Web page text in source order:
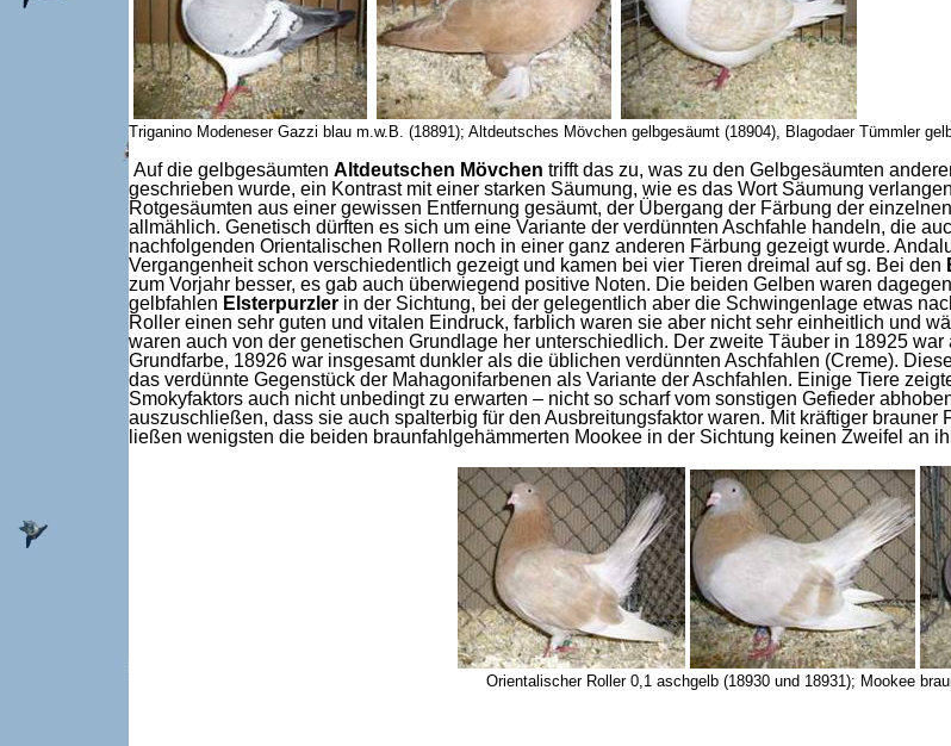
Triganino Modeneser Gazzi blau m.w.B. (18891); Altdeutsches Mövchen gelbgesäumt (18904), Blagodaer Tümmler
Auf die gelbgesäumten Altdeutschen Mövchen trifft das zu, was zu den Gelbgesäumten
geschrieben wurde, ein Kontrast mit einer starken Säumung, wie es das Wort Säumung
Rotgesäumten aus einer gewissen Entfernung gesäumt, der Übergang der Färbung der
allmählich. Genetisch dürften es sich um eine Variante der verdünnten Aschfahle handeln, die
nachfolgenden Orientalischen Rollern noch in einer ganz anderen Färbung gezeigt wurde.
Vergangenheit schon verschiedentlich gezeigt und kamen bei vier Tieren dreimal auf sg. Bei den
zum Vorjahr besser, es gab auch überwiegend positive Noten. Die beiden Gelben waren
gelbfahlen Elsterpurzler in der Sichtung, bei der gelegentlich aber die Schwingenlage etwas
Roller einen sehr guten und vitalen Eindruck, farblich waren sie aber nicht sehr einheitlich und
waren auch von der genetischen Grundlage her unterschiedlich. Der zweite Täuber in 18925
Grundfarbe, 18926 war insgesamt dunkler als die üblichen verdünnten Aschfahlen (Creme).
das verdünnte Gegenstück der Mahagonifarbenen als Variante der Aschfahlen. Einige Tiere
Smokyfaktors auch nicht unbedingt zu erwarten – nicht so scharf vom sonstigen Gefieder
auszuschließen, dass sie auch spalterbig für den Ausbreitungsfaktor waren. Mit kräftiger
ließen wenigsten die beiden braunfahlgehämmerten Mookee in der Sichtung keinen Zweifel an
Orientalischer Roller 0,1 aschgelb (18930 und 18931); Mookee